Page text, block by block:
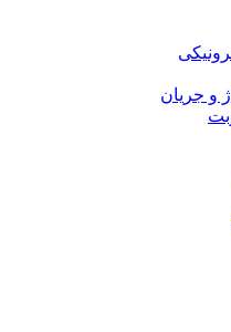
و جریان